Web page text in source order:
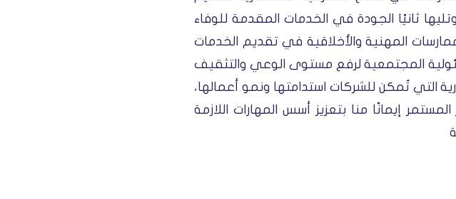
ثانيًا الجودة في الخدمات المقدمة للوفاء
المهنية والأخلاقية في تقديم الخدمات
المجتمعية لرفع مستوى الوعي والتثقيف
التي تُمكن للشركات استدامتها ونمو أعمالها،
إيمانًا منا بتعزيز أسس المهارات اللازمة